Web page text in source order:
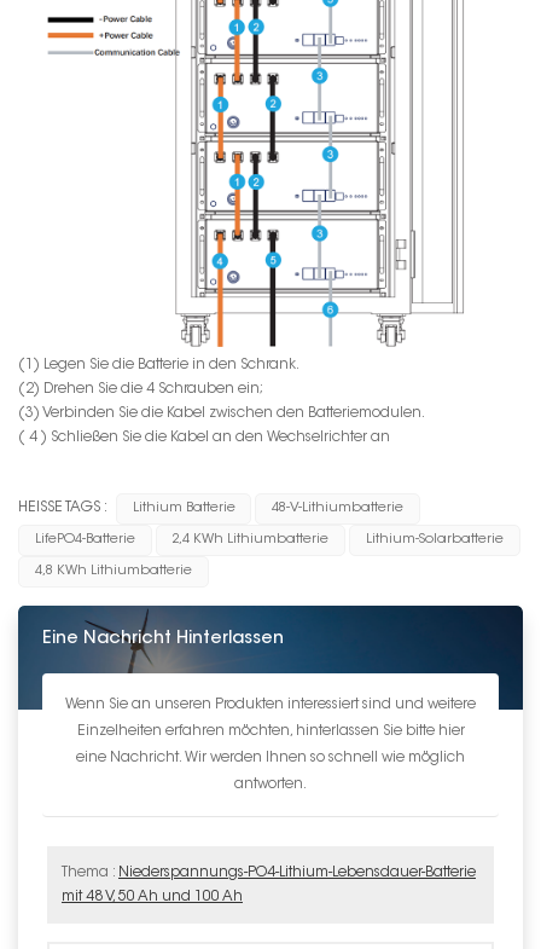
(1) Legen Sie die Batterie in den Schrank.
(2) Drehen Sie die 4 Schrauben ein;
(3) Verbinden Sie die Kabel zwischen den Batteriemodulen.
( 4 ) Schließen Sie die Kabel an den Wechselrichter an
HEISSE TAGS : Lithium Batterie 48-V-Lithiumbatterie
LifePO4-Batterie 2,4 KWh Lithiumbatterie Lithium-Solarbatterie
4,8 KWh Lithiumbatterie
Eine Nachricht Hinterlassen
Wenn Sie an unseren Produkten interessiert sind und weitere
Einzelheiten erfahren möchten, hinterlassen Sie bitte hier
eine Nachricht. Wir werden Ihnen so schnell wie möglich
antworten.
Thema : Niederspannungs-PO4-Lithium-Lebensdauer-Batterie
mit 48 V, 50 Ah und 100 Ah